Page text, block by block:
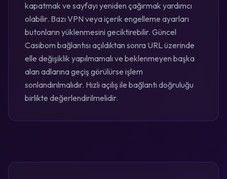
kapatmak ve sayfayı yeniden çağırmak yardımcı
olabilir. Bazı VPN veya içerik engelleme ayarları
butonların yüklenmesini geciktirebilir. Güncel
Casibom bağlantısı açıldıktan sonra URL üzerinde
elle değişiklik yapılmamalı ve beklenmeyen başka
alan adlarına geçiş görülürse işlem
sonlandırılmalıdır. Hızlı açılış ile bağlantı doğruluğu
birlikte değerlendirilmelidir.